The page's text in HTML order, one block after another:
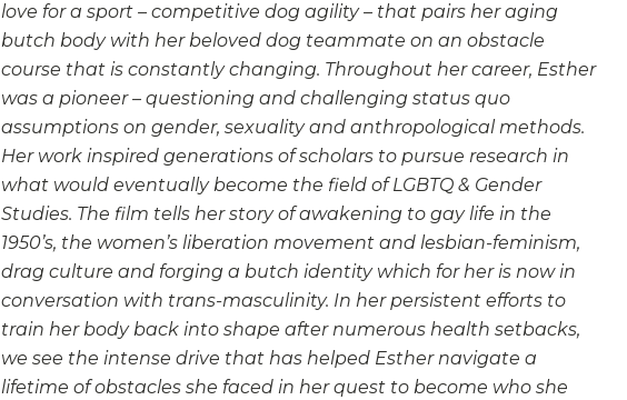
love for a sport – competitive dog agility – that pairs her aging
butch body with her beloved dog teammate on an obstacle
course that is constantly changing. Throughout her career, Esther
was a pioneer – questioning and challenging status quo
assumptions on gender, sexuality and anthropological methods.
Her work inspired generations of scholars to pursue research in
what would eventually become the field of LGBTQ & Gender
Studies. The film tells her story of awakening to gay life in the
1950’s, the women’s liberation movement and lesbian-feminism,
drag culture and forging a butch identity which for her is now in
conversation with trans-masculinity. In her persistent efforts to
train her body back into shape after numerous health setbacks,
we see the intense drive that has helped Esther navigate a
lifetime of obstacles she faced in her quest to become who she